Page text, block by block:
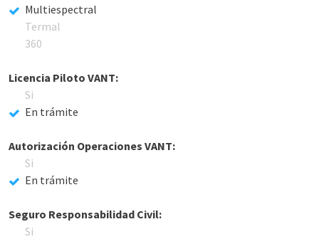
Multiespectral
Termal
360
Licencia Piloto VANT:
Si
En trámite
Autorización Operaciones VANT:
Si
En trámite
Seguro Responsabilidad Civil:
Si